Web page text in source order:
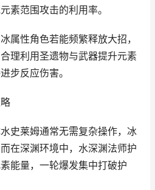
素范围攻击的利用率。
属性角色若能频繁释放大招，
理利用圣遗物与武器提升元素
步反应伤害。
史莱姆通常无需复杂操作，冰
在深渊环境中，水深渊法师护
能量，一轮爆发集中打破护